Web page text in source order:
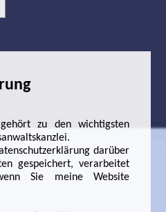
zu den wichtigsten
darüber
gespeichert, verarbeitet
Sie meine Website